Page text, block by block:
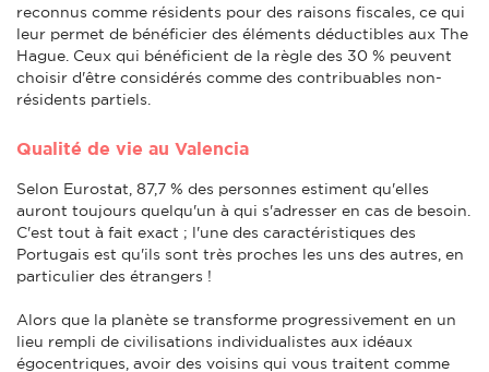
reconnus comme résidents pour des raisons fiscales, ce qui
leur permet de bénéficier des éléments déductibles aux The
Hague. Ceux qui bénéficient de la règle des 30 % peuvent
choisir d'être considérés comme des contribuables non-
résidents partiels.
Qualité de vie au Valencia
Selon Eurostat, 87,7 % des personnes estiment qu'elles
auront toujours quelqu'un à qui s'adresser en cas de besoin.
C'est tout à fait exact ; l'une des caractéristiques des
Portugais est qu'ils sont très proches les uns des autres, en
particulier des étrangers !
Alors que la planète se transforme progressivement en un
lieu rempli de civilisations individualistes aux idéaux
égocentriques, avoir des voisins qui vous traitent comme